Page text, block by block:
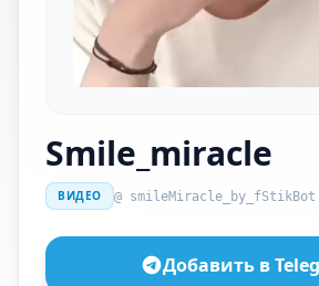
Smile_miracle
ВИДЕО @ smileMiracle_by_fStikBot
Добавить в